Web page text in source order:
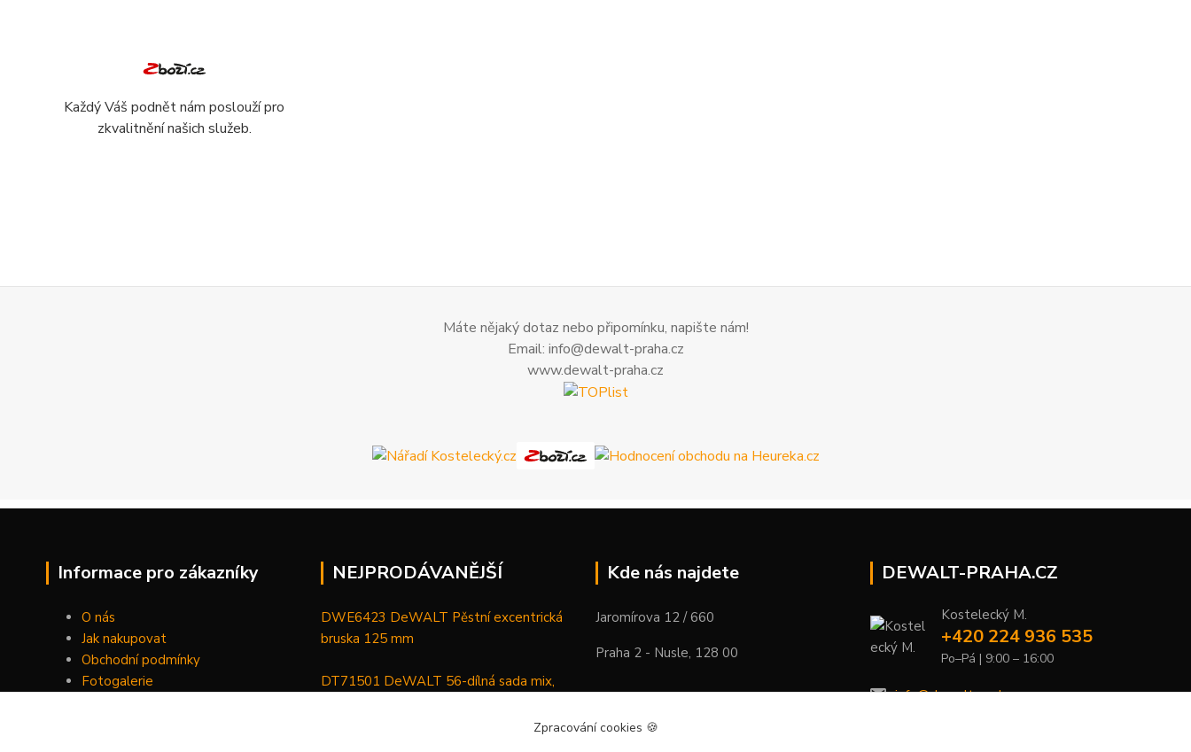
Každý Váš podnět nám poslouží pro
zkvalitnění našich služeb.
Máte nějaký dotaz nebo připomínku, napište nám!
Email: info@dewalt-praha.cz
www.dewalt-praha.cz
Informace pro zákazníky
O nás
Jak nakupovat
Obchodní podmínky
Fotogalerie
NEJPRODÁVANĚJŠÍ
DWE6423 DeWALT Pěstní excentrická
bruska 125 mm
DT71501 DeWALT 56-dílná sada mix,
Kde nás najdete
Jaromírova 12 / 660
Praha 2 - Nusle, 128 00
DEWALT-PRAHA.CZ
Kostelecký M.
+420 224 936 535
Po–Pá | 9:00 – 16:00
info@dewalt-praha.cz
Zpracování cookies 🍪